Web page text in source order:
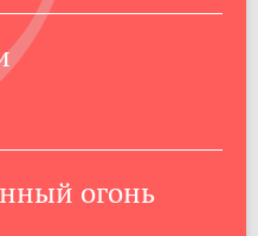
огонь